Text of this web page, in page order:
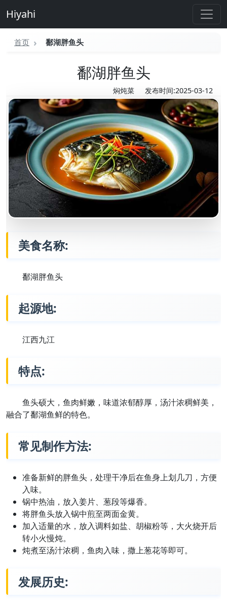
Hiyahi
首页 鄱湖胖鱼头
鄱湖胖鱼头
焖炖菜 发布时间:2025-03-12
美食名称:
鄱湖胖鱼头
起源地:
江西九江
特点:
鱼头硕大，鱼肉鲜嫩，味道浓郁醇厚，汤汁浓稠鲜美，
融合了鄱湖鱼鲜的特色。
常见制作方法:
准备新鲜的胖鱼头，处理干净后在鱼身上划几刀，方便
入味。
锅中热油，放入姜片、葱段等爆香。
将胖鱼头放入锅中煎至两面金黄。
加入适量的水，放入调料如盐、胡椒粉等，大火烧开后
转小火慢炖。
炖煮至汤汁浓稠，鱼肉入味，撒上葱花等即可。
发展历史: